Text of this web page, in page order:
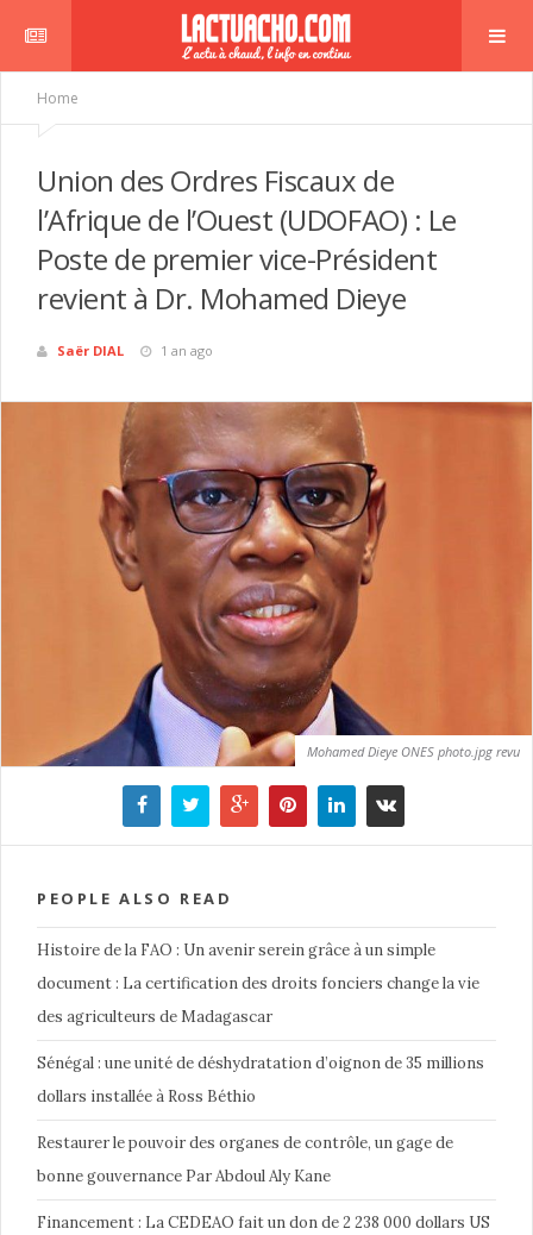
Home
Union des Ordres Fiscaux de
l’Afrique de l’Ouest (UDOFAO) : Le
Poste de premier vice-Président
revient à Dr. Mohamed Dieye
Saër DIAL 1 an ago
Mohamed Dieye ONES photo.jpg revu
PEOPLE ALSO READ
Histoire de la FAO : Un avenir serein grâce à un simple
document : La certification des droits fonciers change la vie
des agriculteurs de Madagascar
Sénégal : une unité de déshydratation d’oignon de 35 millions
dollars installée à Ross Béthio
Restaurer le pouvoir des organes de contrôle, un gage de
bonne gouvernance Par Abdoul Aly Kane
Financement : La CEDEAO fait un don de 2 238 000 dollars US